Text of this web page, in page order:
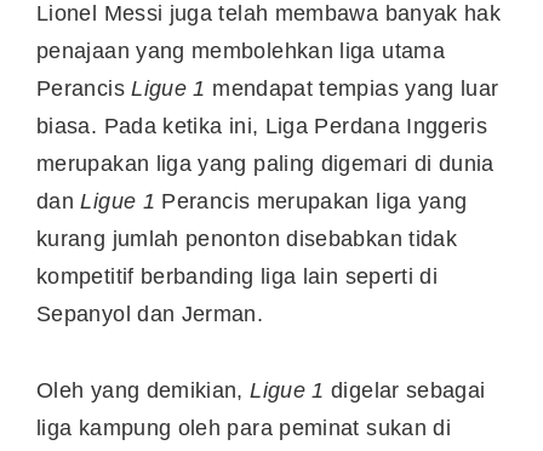
Lionel Messi juga telah membawa banyak hak
penajaan yang membolehkan liga utama
PerancisLigue 1 mendapat tempias yang luar
biasa. Pada ketika ini, Liga Perdana Inggeris
merupakan liga yang paling digemari di dunia
danLigue 1 Perancis merupakan liga yang
kurang jumlah penonton disebabkan tidak
kompetitif berbanding liga lain seperti di
Sepanyol dan Jerman.
Oleh yang demikian,Ligue 1 digelar sebagai
liga kampung oleh para peminat sukan di